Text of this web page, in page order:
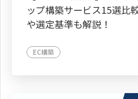
ップ構築サービス15選比
や選定基準も解説！
EC構築